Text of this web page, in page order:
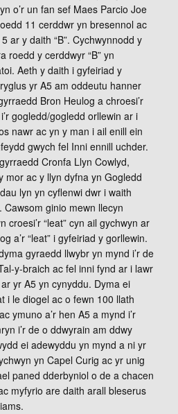
o’r un fan sef Maes Parcio Joe
11 cerddwr yn bresennol ac
ar y daith “B”. Cychwynnodd y
roedd y cerddwyr “B” yn
Aeth y daith i gyfeiriad y
yr A5 am oddeutu hanner
Bron Heulog a chroesi’r
gogledd/gogledd orllewin ar i
nawr ac yn y man i ail enill ein
gwych fel Inni ennill uchder.
Cronfa Llyn Cowlyd,
mor ac y llyn dyfna yn Gogledd
lyn yn cyflenwi dwr i waith
ginio mewn llecyn
croesi’r “leat” cyn ail gychwyn ar
a’r “leat” i gyfeiriad y gorllewin.
gyraedd llwybr yn mynd i’r de
y-braich ac fel inni fynd ar i lawr
yr A5 yn cynyddu. Dyma ei
i le diogel ac o fewn 100 llath
ymuno a’r hen A5 a mynd i’r
i’r de o ddwyrain am ddwy
ei adewyddu yn mynd a ni yr
yn Capel Curig ac yr unig
paned dderbyniol o de a chacen
myfyrio are daith arall bleserus